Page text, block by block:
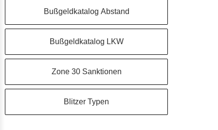
Bußgeldkatalog Abstand
Bußgeldkatalog LKW
Zone 30 Sanktionen
Blitzer Typen